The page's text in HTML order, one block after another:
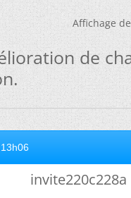
Affichage
de
13h06
invite220c228a